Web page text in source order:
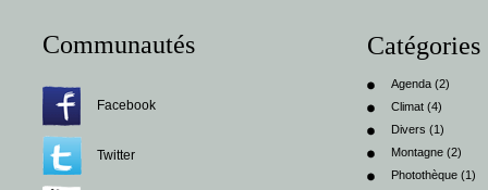
Communautés
Facebook
Twitter
Catégories
Agenda (2)
Climat (4)
Divers (1)
Montagne (2)
Photothèque (1)